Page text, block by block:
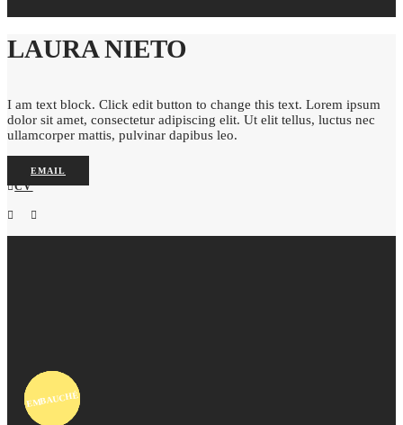
LAURA NIETO
EMBAUCHÉ
I am text block. Click edit button to change this text. Lorem ipsum
dolor sit amet, consectetur adipiscing elit. Ut elit tellus, luctus nec
ullamcorper mattis, pulvinar dapibus leo.
EMAIL
CV
EMBAUCHÉ
EMBAUCHÉ
EMBAUCHÉ